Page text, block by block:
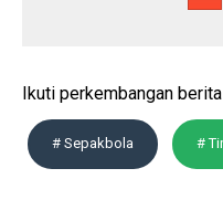
Ikuti perkembangan
# Sepakbola #